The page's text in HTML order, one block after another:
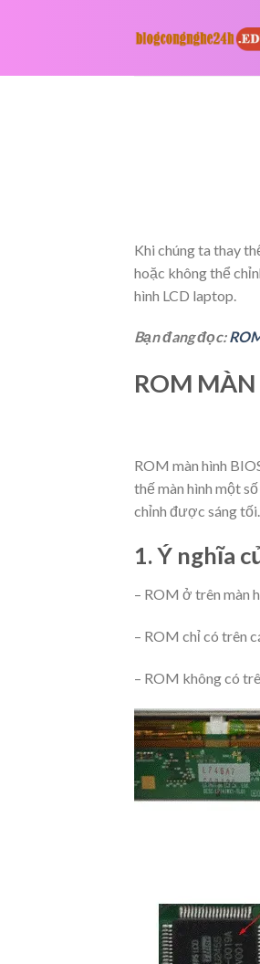
Khi chúng ta thay
hoặc không thể
hình LCD laptop.
Bạn đang đọc:
ROM MÀN
ROM màn hình
thế màn hình một
chỉnh được sáng
1. Ý nghĩa
– ROM ở trên màn
– ROM chỉ có trên
– ROM không có